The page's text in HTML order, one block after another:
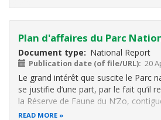
Plan d'affaires du Parc
Document type National Report
Publication date (of file/URL) 20
Le grand intérêt que suscite le Parc
se justifie d’une part, par le fait qu’il
la Réserve de Faune du N’Zo,
de forêt tropicale primaire sous
READ MORE